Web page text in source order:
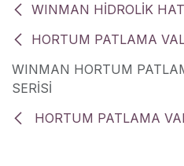
WINMAN HİDROLİK
HORTUM PATLAMA
WINMAN HORTUM
SERİSİ
HORTUM PATLAMA